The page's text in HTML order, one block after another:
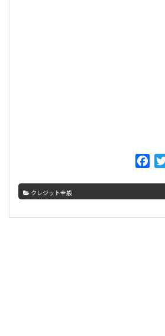
e
b
クレジット全般